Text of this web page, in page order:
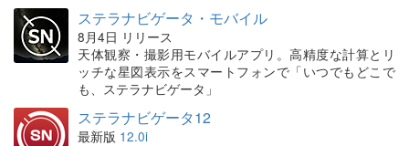
ステラナビゲータ・モバイル
8月4日 リリース
天体観察・撮影用モバイルアプリ。高精度な計算とリ
ッチな星図表示をスマートフォンで「いつでもどこで
も、ステラナビゲータ」
ステラナビゲータ12
最新版 12.0i